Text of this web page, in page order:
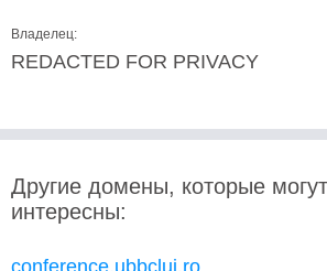
Владелец:
REDACTED FOR PRIVACY
Другие домены, которые
интересны:
conference.ubbcluj.ro